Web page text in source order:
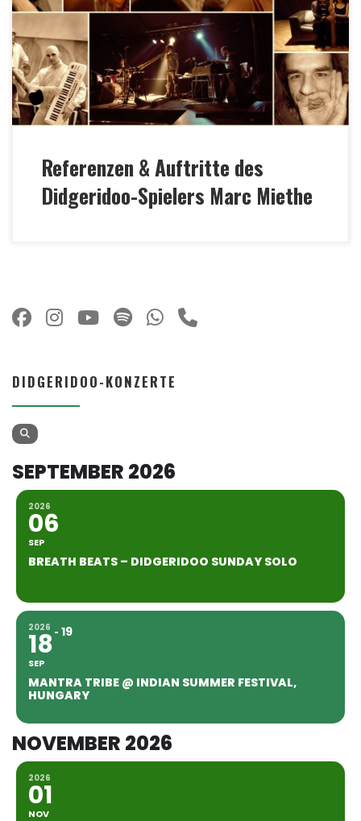
Singh MTV India Tour 2018 •Naturklänge •
International Yoga Day 2017 • Folklorum •
TRANCEformation • Schleuse 5 Festival • Klangzeit
Festival Münster (Jeffrey Ching: „Seventeen Ghosts in
Three Scenes“) •Ananda […]
Referenzen & Auftritte des
Didgeridoo-Spielers Marc Miethe
DIDGERIDOO-KONZERTE
SEPTEMBER 2026
2026
06
SEP
BREATH BEATS – DIDGERIDOO SUNDAY SOLO
2026
18
SEP
19
MANTRA TRIBE @ INDIAN SUMMER FESTIVAL,
HUNGARY
NOVEMBER 2026
2026
01
NOV